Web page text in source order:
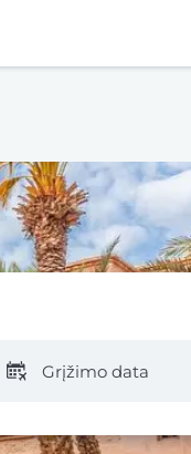
Grįžimo data